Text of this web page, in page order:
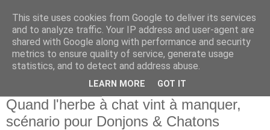
Quand l'herbe à chat vint à manquer,
scénario pour Donjons & Chatons
This site uses cookies from Google to deliver its services
and to analyze traffic. Your IP address and user-agent are
shared with Google along with performance and security
metrics to ensure quality of service, generate usage
statistics, and to detect and address abuse.
LEARN MORE GOT IT